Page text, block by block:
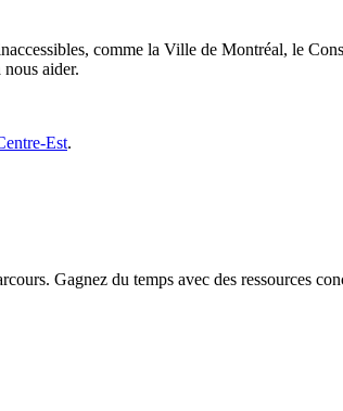
comme la Ville de Montréal, le
aider.
Est.
Gagnez du temps avec des ressources